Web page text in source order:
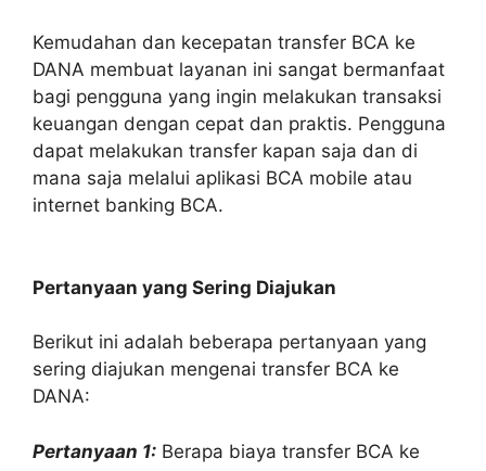
Kemudahan dan kecepatan transfer BCA ke
DANA membuat layanan ini sangat bermanfaat
bagi pengguna yang ingin melakukan transaksi
keuangan dengan cepat dan praktis. Pengguna
dapat melakukan transfer kapan saja dan di
mana saja melalui aplikasi BCA mobile atau
internet banking BCA.
Pertanyaan yang Sering Diajukan
Berikut ini adalah beberapa pertanyaan yang
sering diajukan mengenai transfer BCA ke
DANA:
Pertanyaan 1: Berapa biaya transfer BCA ke